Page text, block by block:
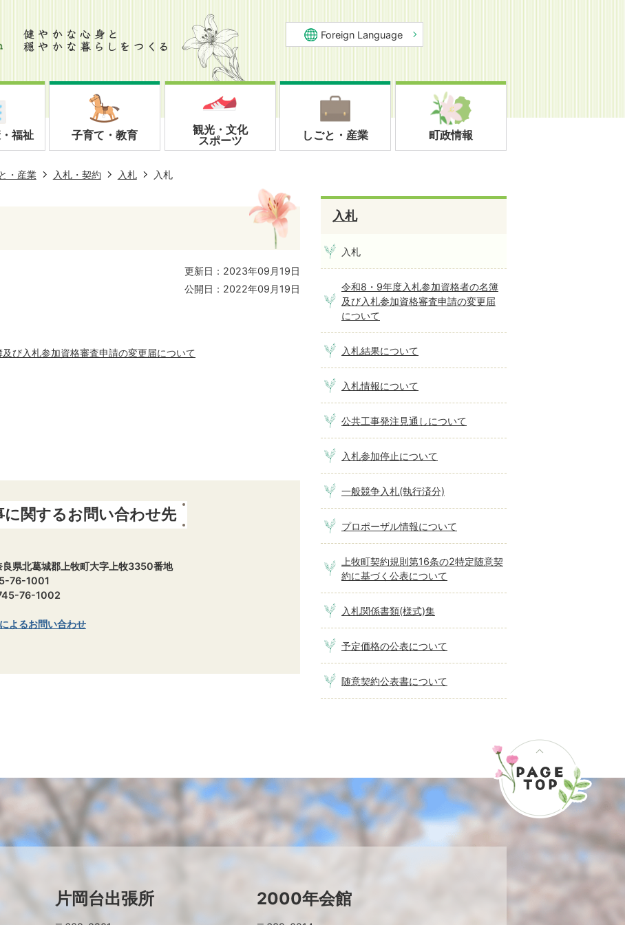
Foreign Language
福祉 子育て・教育
観光・文化
スポーツ
しごと・産業 町政情報
・産業 入札・契約 入札 入札
更新日：2023年09月19日
公開日：2022年09月19日
び入札参加資格審査申請の変更届について
に関するお問い合わせ先
県北葛城郡上牧町大字上牧3350番地
76-1001
76-1002
よるお問い合わせ
入札
入札
令和8・9年度入札参加資格者の名簿
及び入札参加資格審査申請の変更届
について
入札結果について
入札情報について
公共工事発注見通しについて
入札参加停止について
一般競争入札(執行済分)
プロポーザル情報について
上牧町契約規則第16条の2特定随意契
約に基づく公表について
入札関係書類(様式)集
予定価格の公表について
随意契約公表書について
片岡台出張所 2000年会館